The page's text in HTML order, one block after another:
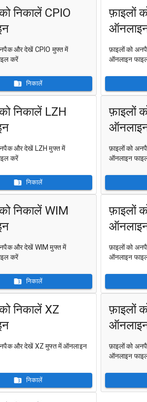
निकालें CPIO
और देखें CPIO मुफ्त में
करें
निकालें
फ़ाइलों
फ़ाइलों को
ऑनलाइन
निकालें LZH
और देखें LZH मुफ्त में
करें
निकालें
फ़ाइलों
फ़ाइलों को
ऑनलाइन
निकालें WIM
और देखें WIM मुफ्त में
करें
निकालें
फ़ाइलों
फ़ाइलों को
ऑनलाइन
निकालें XZ
और देखें XZ मुफ्त में ऑनलाइन
निकालें
फ़ाइलों
फ़ाइलों को
ऑनलाइन